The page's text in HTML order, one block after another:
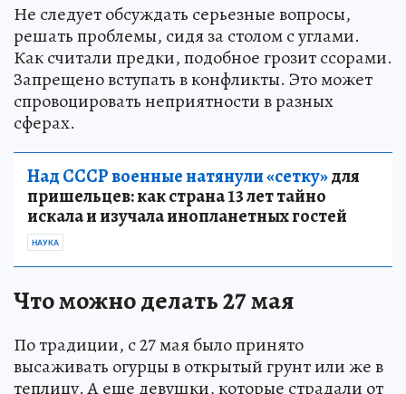
Не следует обсуждать серьезные вопросы,
решать проблемы, сидя за столом с углами.
Как считали предки, подобное грозит ссорами.
Запрещено вступать в конфликты. Это может
спровоцировать неприятности в разных
сферах.
Над СССР военные натянули «сетку»для
пришельцев: как страна 13 лет тайно
искала и изучала инопланетных гостей
НАУКА
Что можно делать 27 мая
По традиции, с 27 мая было принято
высаживать огурцы в открытый грунт или же в
теплицу. А еще девушки, которые страдали от